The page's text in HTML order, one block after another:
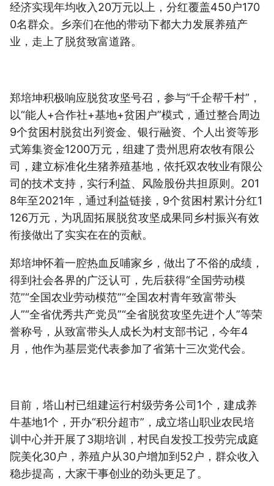
经济实现年均收入20万元以上，分红覆盖450户170
0名群众。乡亲们在他的带动下都大力发展养殖产
业，走上了脱贫致富道路。
郑培坤积极响应脱贫攻坚号召，参与“千企帮千村”，
以“能人+合作社+基地+贫困户”模式，通过整合周边
9个贫困村脱贫出列资金、银行融资、个人出资等形
式筹集资金1200万元，组建了贵州思府农牧有限公
司，建立标准化生猪养殖基地，依托双农牧业有限公
司的技术支持，实行利益、风险股份共担原则。201
8年至2021年，通过利益链接，9个贫困村累计分红1
126万元，为巩固拓展脱贫攻坚成果同乡村振兴有效
衔接做出了实实在在的贡献。
郑培坤怀着一腔热血反哺家乡，做出了不俗的成绩，
得到社会各界的广泛认可，先后获得“全国劳动模
范”“全国农业劳动模范”“全国农村青年致富带头
人”“全省优秀共产党员”“全省脱贫攻坚先进个人”等荣
誉称号，从致富带头人成长为村支部书记，今年4
月，他作为基层党代表参加了省第十三次党代会。
目前，塔山村已组建运行村级劳务公司1个，建成养
牛基地1个，开办“积分超市”，成立塔山职业农民培
训中心并开展了3期培训，村民自发投工投劳完成庭
院美化30户，养殖户从30户增加到52户，群众收入
稳步提高，大家干事创业的劲头更足了。